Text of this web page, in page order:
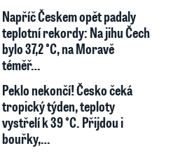
Napříč Českem opět padaly
teplotní rekordy: Na jihu Čech
bylo 37,2 °C, na Moravě
téměř…
Peklo nekončí! Česko čeká
tropický týden, teploty
vystřelí k 39 °C. Přijdou i
bouřky,…